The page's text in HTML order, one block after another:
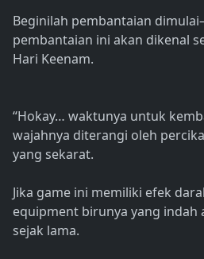
Beginilah pembantaian
pembantaian ini akan dikenal
Hari Keenam.
“Hokay… waktunya untuk
wajahnya diterangi oleh
yang sekarat.
Jika game ini memiliki efek
equipment birunya yang indah
sejak lama.